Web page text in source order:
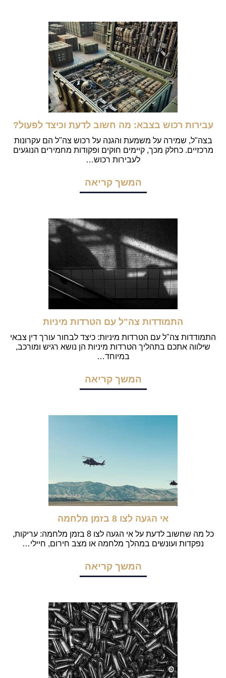
עבירות רכוש בצבא: מה חשוב לדעת וכיצד לפעול?
בצה"ל, שמירה על משמעת והגנה על רכוש צה"ל הם עקרונות
מרכזיים. כחלק מכך, קיימים חוקים ופקודות מחמירים הנוגעים
לעבירות רכוש…
המשך קריאה
התמודדות צה"ל עם הטרדות מיניות
התמודדות צה"ל עם הטרדות מיניות: כיצד לבחור עורך דין צבאי
שילווה אתכם בתהליך הטרדות מיניות הן נושא רגיש ומורכב,
במיוחד…
המשך קריאה
אי הגעה לצו 8 בזמן מלחמה
כל מה שחשוב לדעת על אי הגעה לצו 8 בזמן מלחמה: עריקות,
נפקדות ועונשים במהלך מלחמה או מצב חירום, חיילי…
המשך קריאה